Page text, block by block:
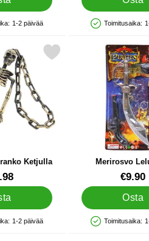
1-2 päivää
Saatavuus:
Toimitusaika:
Ketjulla
1-2 päivää
Luuranko Ketjulla suosikiksi
Merirosvo
Tuote.nro 32098€9.90
Osta
Saatavuus:
Toimitusaika:
Merkitse